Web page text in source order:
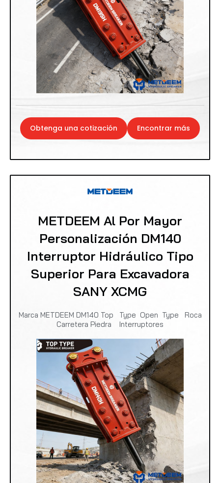
Obtenga una cotización Encontrar más
METDEEM Al Por Mayor
Personalización DM140
Interruptor Hidráulico Tipo
Superior Para Excavadora
SANY XCMG
Marca METDEEM DM140 Top Type Open Type Roca
Carretera Piedra Interruptores